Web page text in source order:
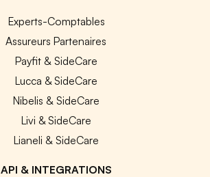
Experts-Comptables
Assureurs Partenaires
Payfit & SideCare
Lucca & SideCare
Nibelis & SideCare
Livi & SideCare
Lianeli & SideCare
API & INTEGRATIONS